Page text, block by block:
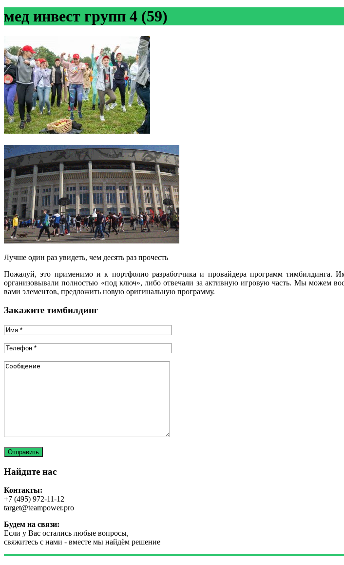
мед инвест групп 4 (59)
Лучше один раз увидеть, чем десять раз прочесть
Пожалуй, это применимо и к портфолио разработчика и провайдера программ тимбилдинга.
организовывали полностью «под ключ», либо отвечали за активную игровую часть. Мы можем
вами элементов, предложить новую оригинальную программу.
Закажите тимбилдинг
Найдите нас
Контакты:
+7 (495) 972-11-12
target@teampower.pro
Будем на связи:
Если у Вас остались любые вопросы,
свяжитесь с нами - вместе мы найдём решение